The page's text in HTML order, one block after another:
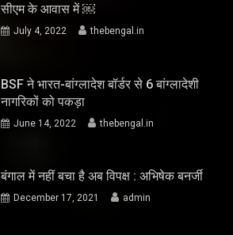
सीएम के आवास में ￼
July 4, 2022 thebengal.in
BSF ने भारत-बांग्लादेश बॉर्डर से 6 बांग्लादेशी
नागरिकों को पकड़ा
June 14, 2022 thebengal.in
बंगाल में नहीं बचा है अब विपक्ष : अभिषेक बनर्जी
December 17, 2021 admin